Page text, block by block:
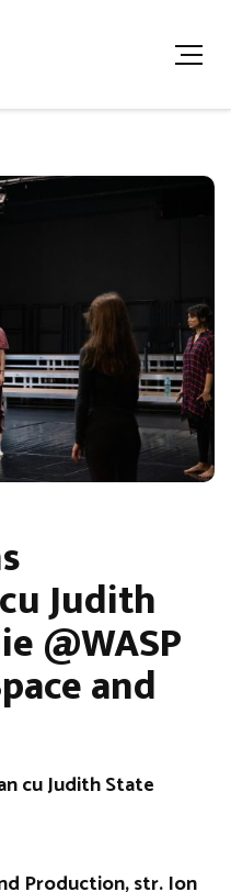
Judith
@WASP
and
cu Judith State
Production, str. Ion